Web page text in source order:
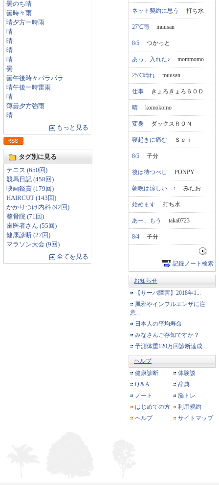
曇のち晴
曇時々雨
晴夕方一時雨
晴
晴
晴
晴
曇
曇午後時々パラパラ
晴午後一時雷雨
晴
薄曇夕方強雨
晴
もっと見る
タグ別に見る
テニス (650回)
競馬日記 (458回)
映画鑑賞 (179回)
HAIRCUT (143回)
かかりつけ内科 (92回)
整骨院 (71回)
歯医者さん (55回)
健康診断 (27回)
マラソン大会 (9回)
全てを見る
ネット契約に思う 打ち水
27℃雨 muusan
8/5 つかっと
あっ、入れた♪ mommomo
25℃晴れ muusan
仕事 きょろきょろ６０Ｄ
晴 komokomo
変身 ダックスＲＯＮ
寝起きに痛む Ｓｅｉ
8/5 子分
後は待つべし PONPY
朝晩は涼しい…↑ みたお
始めます 打ち水
あー、もう taka0723
8/4 子分
記録ノート検索
お知らせ
【サーバ障害】2018年1...
風邪やインフルエンザに注
意...
日本人の平均寿命
みなさんご存知ですか？
予測体重120万回診断達成...
ヘルプ
健康診断
体験談
Q＆A
辞典
ノート
脳トレ
はじめての方
利用規約
ヘルプ
サイトマップ